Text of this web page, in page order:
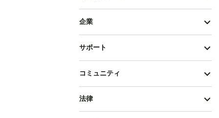
企業
サポート
コミュニティ
法律